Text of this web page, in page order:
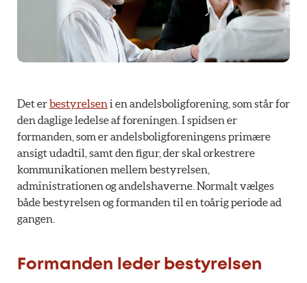
Det erbestyrelsen i en andelsboligforening, som står for
den daglige ledelse af foreningen. I spidsen er
formanden, som er andelsboligforeningens primære
ansigt udadtil, samt den figur, der skal orkestrere
kommunikationen mellem bestyrelsen,
administrationen og andelshaverne. Normalt vælges
både bestyrelsen og formanden til en toårig periode ad
gangen.
Formanden leder bestyrelsen